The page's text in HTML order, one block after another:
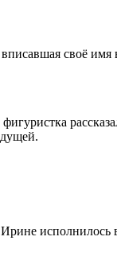
своё имя
исполнилось